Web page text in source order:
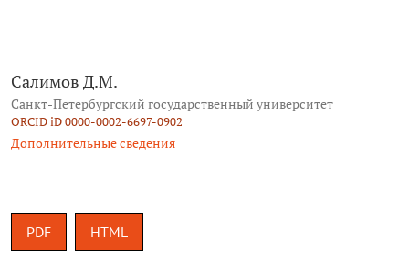
Салимов Д.М.
Санкт-­Петербургский государственный университет
ORCID iD 0000-0002-6697-0902
Дополнительные сведения
PDF HTML